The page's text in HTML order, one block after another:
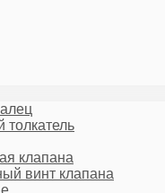
толкатель
клапана
винт клапана